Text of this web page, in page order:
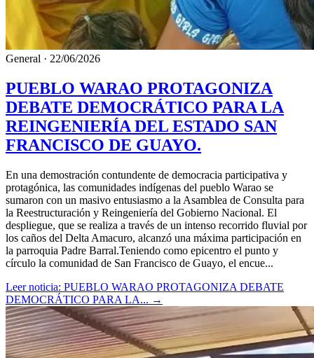
General · 22/06/2026
PUEBLO WARAO PROTAGONIZA
DEBATE DEMOCRÁTICO PARA LA
REINGENIERÍA DEL ESTADO SAN
FRANCISCO DE GUAYO.
En una demostración contundente de democracia participativa y
protagónica, las comunidades indígenas del pueblo Warao se
sumaron con un masivo entusiasmo a la Asamblea de Consulta para
la Reestructuración y Reingeniería del Gobierno Nacional. El
despliegue, que se realiza a través de un intenso recorrido fluvial por
los caños del Delta Amacuro, alcanzó una máxima participación en
la parroquia Padre Barral.Teniendo como epicentro el punto y
círculo la comunidad de San Francisco de Guayo, el encue...
Leer noticia: PUEBLO WARAO PROTAGONIZA DEBATE
DEMOCRÁTICO PARA LA... →